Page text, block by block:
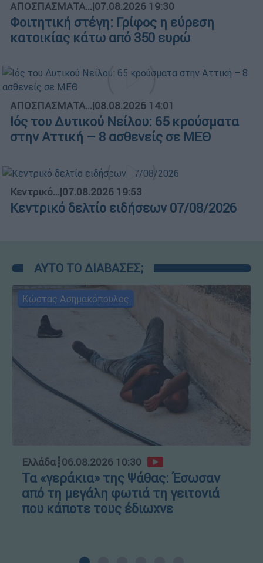
ΑΠΟΣΠΑΣΜΑΤΑ...|07.08.2026 19:30
Φοιτητική στέγη: Γρίφος η εύρεση
κατοικίας κάτω από 350 ευρώ
ΑΠΟΣΠΑΣΜΑΤΑ...|08.08.2026 14:01
Ιός του Δυτικού Νείλου: 65 κρούσματα
στην Αττική – 8 ασθενείς σε ΜΕΘ
Κεντρικό...|07.08.2026 19:53
Κεντρικό δελτίο ειδήσεων 07/08/2026
ΑΥΤΟ ΤΟ ΔΙΑΒΑΣΕΣ;
Κώστας Ασημακόπουλος
Ελλάδα┋06.08.2026 10:30
Τα «γεράκια» της Ψάθας: Έσωσαν
από τη μεγάλη φωτιά τη γειτονιά
που κάποτε τους έδιωχνε